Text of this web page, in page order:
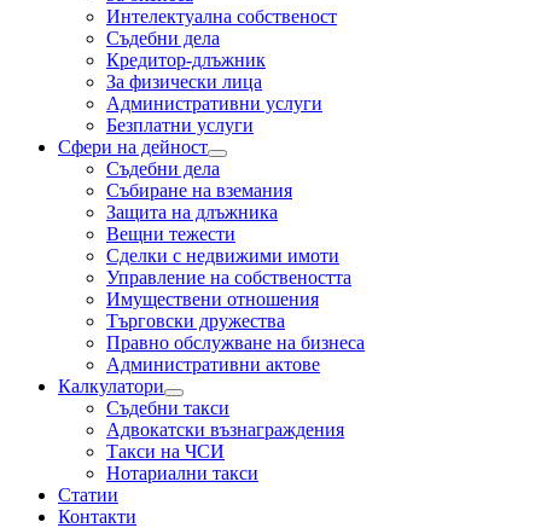
Интелектуална собственост
Съдебни дела
Кредитор-длъжник
За физически лица
Административни услуги
Безплатни услуги
Сфери на дейност
Подменю
Съдебни дела
Събиране на вземания
Защита на длъжника
Вещни тежести
Сделки с недвижими имоти
Управление на собствеността
Имуществени отношения
Търговски дружества
Правно обслужване на бизнеса
Административни актове
Калкулатори
Подменю
Съдебни такси
Адвокатски възнаграждения
Такси на ЧСИ
Нотариални такси
Статии
Контакти